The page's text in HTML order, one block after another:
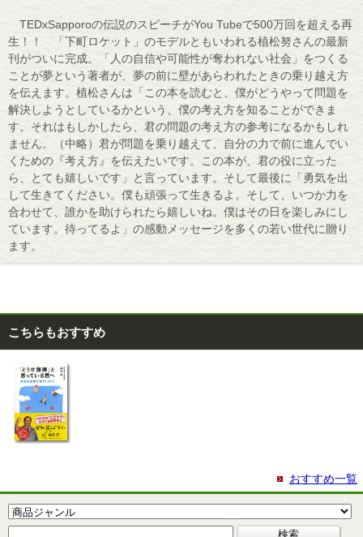
TEDxSapporoの伝説のスピーチがYou Tubeで500万回を超える再
生！！ 「下町ロケット」のモデルともいわれる植松努さんの最新
刊がついに完成。「人の自信や可能性が奪われない社会」をつくる
ことが夢という著者が、夢の前に壁があらわれたときの乗り越え方
を伝えます。植松さんは「この本を読むと、僕がどうやって問題を
解決しようとしているかという、僕の考え方を知ることができま
す。それはもしかしたら、君の問題の考え方の参考になるかもしれ
ません。（中略）君が問題を乗り越えて、自分の力で前に進んでい
くための『考え方』を伝えたいです。この本が、君の役に立った
ら、とても嬉しいです」と言っています。そして最後に「勇気を出
して生きてください。僕も頑張って生きるよ。そして、いつか力を
合わせて、誰かを助けられたら嬉しいね。僕はその日を楽しみにし
ています。待ってるよ」の感動メッセージを多くの若い世代に贈り
ます。
こちらもおすすめ
おすすめ一覧